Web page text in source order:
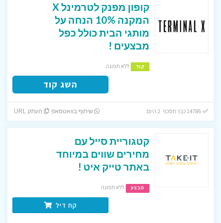
קופון מפנק לטרמינל X
המקנה 10% הנחה על
מותגי הבית כולל כפל
מבצעים !
קוד ללא תפוגה
השג קוד
14786 כבר חסכו! 2 היום שיתוף בוואטסאפ העתק URL
קטגוריית סייל עם
מחירים שווים במיוחד
באתר טייק איט !
מבצע ללא תפוגה
קח דיל